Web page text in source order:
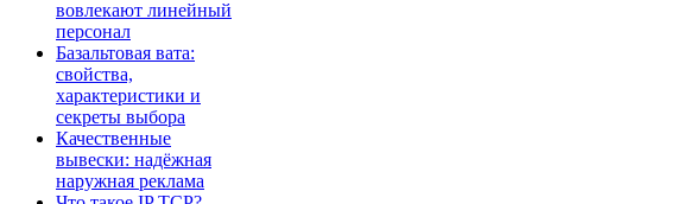
вовлекают линейный
персонал
Базальтовая вата:
свойства,
характеристики и
секреты выбора
Качественные
вывески: надёжная
наружная реклама